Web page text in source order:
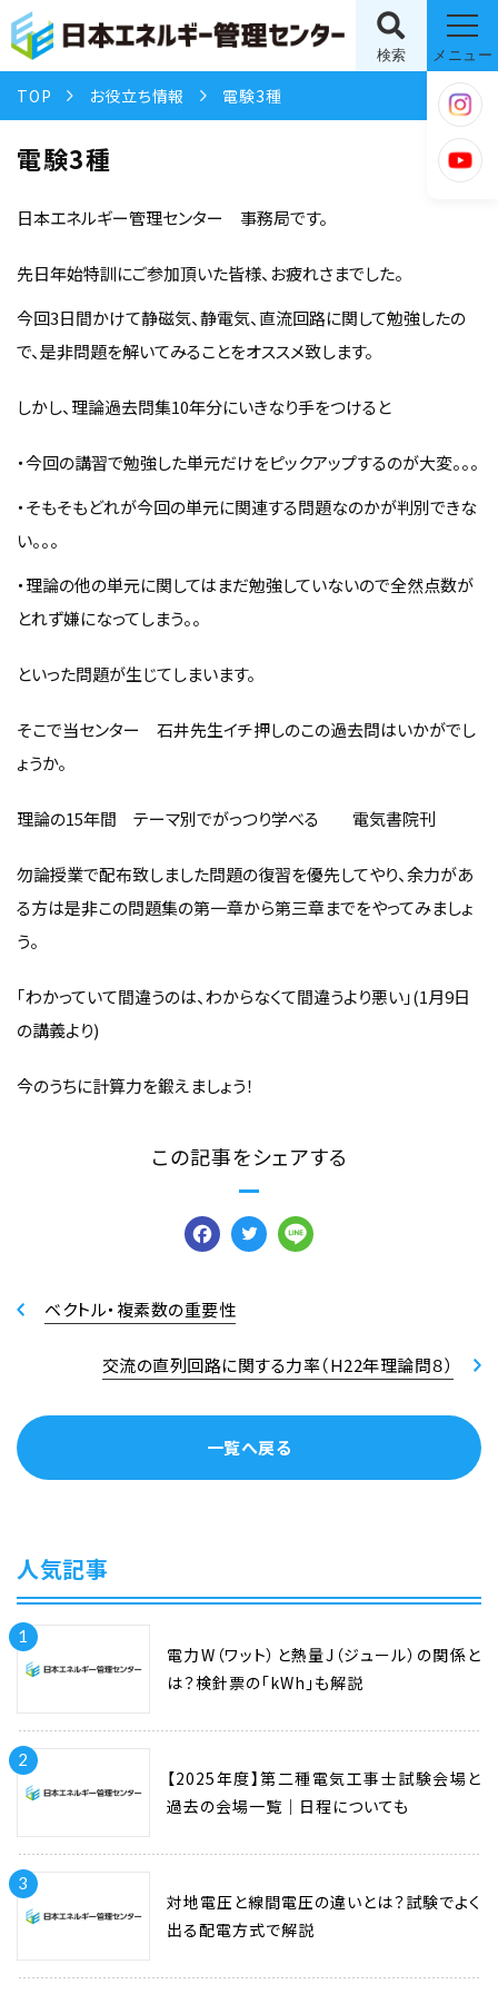
検索 メニュー
TOP お役立ち情報 電験3種
電験3種
日本エネルギー管理センター 事務局です。
先日年始特訓にご参加頂いた皆様、お疲れさまでした。
今回3日間かけて静磁気、静電気、直流回路に関して勉強したの
で、是非問題を解いてみることをオススメ致します。
しかし、理論過去問集10年分にいきなり手をつけると
・今回の講習で勉強した単元だけをピックアップするのが大変。。。
・そもそもどれが今回の単元に関連する問題なのかが判別できな
い。。。
・理論の他の単元に関してはまだ勉強していないので全然点数が
とれず嫌になってしまう。。
といった問題が生じてしまいます。
そこで当センター 石井先生イチ押しのこの過去問はいかがでし
ょうか。
理論の15年間 テーマ別でがっつり学べる 電気書院刊
勿論授業で配布致しました問題の復習を優先してやり、余力があ
る方は是非この問題集の第一章から第三章までをやってみましょ
う。
｢わかっていて間違うのは、わからなくて間違うより悪い｣(1月9日
の講義より)
今のうちに計算力を鍛えましょう！
この記事をシェアする
Facebook
Twitter
ベクトル・複素数の重要性
一覧へ戻る
交流の直列回路に関する力率（H22年理論問８）
人気記事
1
電力W（ワット）と熱量J（ジュール）の関係と
は？検針票の「kWh」も解説
2
【2025年度】第二種電気工事士試験会場と
過去の会場一覧｜日程についても
3
対地電圧と線間電圧の違いとは？試験でよく
出る配電方式で解説